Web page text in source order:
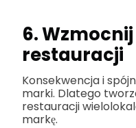
6.
restauracji
Konsekwencja i
marki. Dlatego
restauracji
markę.